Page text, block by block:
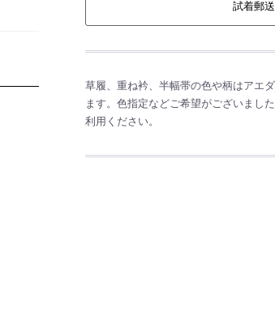
試着郵
草履、重ね衿、半幅帯の色や柄はアエ
ます。色指定などご希望がございまし
利用ください。